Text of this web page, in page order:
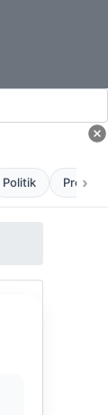
Politik Profil
›